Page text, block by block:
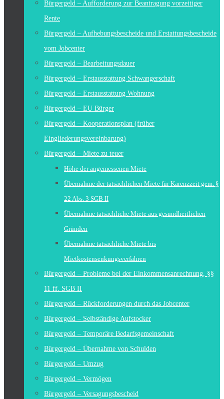
Bürgergeld – Aufforderung zur Beantragung vorzeitiger
Rente
Bürgergeld – Aufhebungsbescheide und Erstattungsbescheide
vom Jobcenter
Bürgergeld – Bearbeitungsdauer
Bürgergeld – Erstausstattung Schwangerschaft
Bürgergeld – Erstausstattung Wohnung
Bürgergeld – EU Bürger
Bürgergeld – Kooperationsplan (früher
Eingliederungsvereinbarung)
Bürgergeld – Miete zu teuer
Höhe der angemessenen Miete
Übernahme der tatsächlichen Miete für Karenzzeit gem. §
22 Abs. 3 SGB II
Übernahme tatsächliche Miete aus gesundheitlichen
Gründen
Übernahme tatsächliche Miete bis
Mietkostensenkungsverfahren
Bürgergeld – Probleme bei der Einkommensanrechnung, §§
11 ff. SGB II
Bürgergeld – Rückforderungen durch das Jobcenter
Bürgergeld – Selbständige Aufstocker
Bürgergeld – Temporäre Bedarfsgemeinschaft
Bürgergeld – Übernahme von Schulden
Bürgergeld – Umzug
Bürgergeld – Vermögen
Bürgergeld – Versagungsbescheid